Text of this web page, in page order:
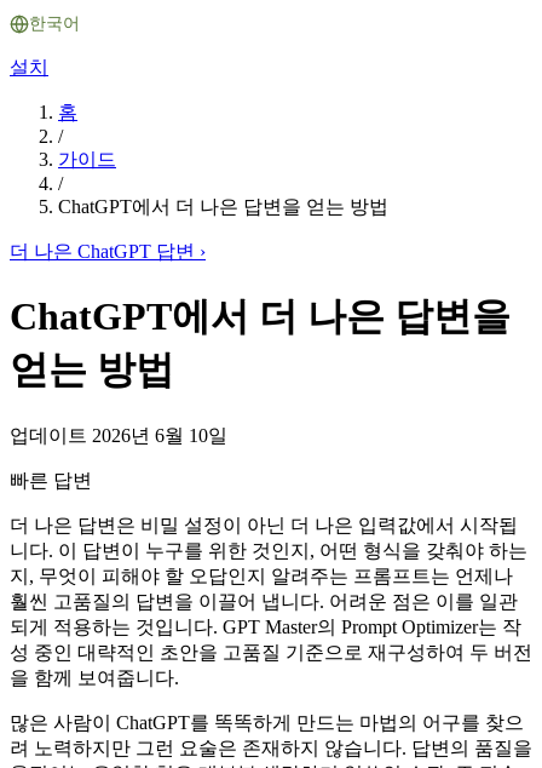
한국어
설치
홈
/
가이드
/
ChatGPT에서 더 나은 답변을 얻는 방법
더 나은 ChatGPT 답변 ›
ChatGPT에서 더 나은 답변을
얻는 방법
업데이트 2026년 6월 10일
빠른 답변
더 나은 답변은 비밀 설정이 아닌 더 나은 입력값에서 시작됩
니다. 이 답변이 누구를 위한 것인지, 어떤 형식을 갖춰야 하는
지, 무엇이 피해야 할 오답인지 알려주는 프롬프트는 언제나
훨씬 고품질의 답변을 이끌어 냅니다. 어려운 점은 이를 일관
되게 적용하는 것입니다. GPT Master의 Prompt Optimizer는 작
성 중인 대략적인 초안을 고품질 기준으로 재구성하여 두 버전
을 함께 보여줍니다.
많은 사람이 ChatGPT를 똑똑하게 만드는 마법의 어구를 찾으
려 노력하지만 그런 요술은 존재하지 않습니다. 답변의 품질을